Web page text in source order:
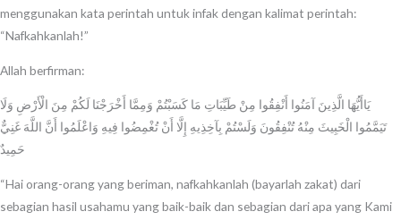
menggunakan kata perintah untuk infak dengan kalimat perintah:
“Nafkahkanlah!”
Allah berfirman:
يَاأَيُّهَا الَّذِينَ آمَنُوا أَنْفِقُوا مِنْ طَيِّبَاتِ مَا كَسَبْتُمْ وَمِمَّا أَخْرَجْنَا لَكُمْ مِنَ الْأَرْضِ وَلَا
تَيَمَّمُوا الْخَبِيثَ مِنْهُ تُنْفِقُونَ وَلَسْتُمْ بِآخِذِيهِ إِلَّا أَنْ تُغْمِضُوا فِيهِ وَاعْلَمُوا أَنَّ اللَّهَ غَنِيٌّ
حَمِيدٌ
“Hai orang-orang yang beriman, nafkahkanlah (bayarlah zakat) dari
sebagian hasil usahamu yang baik-baik dan sebagian dari apa yang Kami